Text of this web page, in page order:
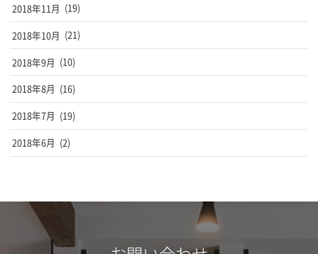
2018年11月 (19)
2018年10月 (21)
2018年9月 (10)
2018年8月 (16)
2018年7月 (19)
2018年6月 (2)